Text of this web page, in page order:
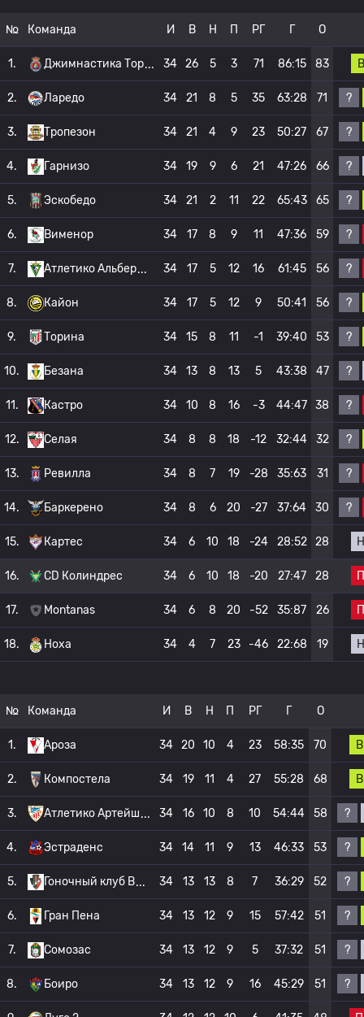
№ Команда И В Н П РГ Г О
1. Джимнастика Тор 34 26 5 3 71 86:15 83 В
2. Ларедо 34 21 8 5 35 63:28 71 ?
3. Тропезон 34 21 4 9 23 50:27 67 ?
4. Гарнизо 34 19 9 6 21 47:26 66 ?
5. Эскобедо 34 21 2 11 22 65:43 65 ?
6. Вименор 34 17 8 9 11 47:36 59 ?
7. Атлетико Альбер 34 17 5 12 16 61:45 56 ?
8. Кайон 34 17 5 12 9 50:41 56 ?
9. Торина 34 15 8 11 -1 39:40 53 ?
10. Безана 34 13 8 13 5 43:38 47 ?
11. Кастро 34 10 8 16 -3 44:47 38 ?
12. Селая 34 8 8 18 -12 32:44 32 ?
13. Ревилла 34 8 7 19 -28 35:63 31 ?
14. Баркерено 34 8 6 20 -27 37:64 30 ?
15. Картес 34 6 10 18 -24 28:52 28 Н
16. CD Колиндрес 34 6 10 18 -20 27:47 28 П
17. Montanas 34 6 8 20 -52 35:87 26 П
18. Ноха 34 4 7 23 -46 22:68 19 Н
№ Команда И В Н П РГ Г О
1. Ароза 34 20 10 4 23 58:35 70 В
2. Компостела 34 19 11 4 27 55:28 68 В
3. Атлетико Артейш 34 16 10 8 10 54:44 58 ?
4. Эстраденс 34 14 11 9 13 46:33 53 ?
5. Гоночный клуб В 34 13 13 8 7 36:29 52 ?
6. Гран Пена 34 13 12 9 15 57:42 51 ?
7. Сомозас 34 13 12 9 5 37:32 51 ?
8. Боиро 34 13 12 9 16 45:29 51 ?